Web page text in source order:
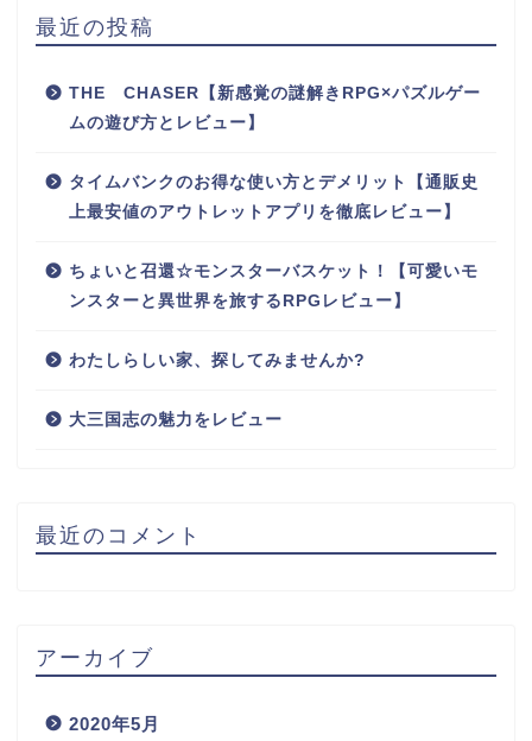
最近の投稿
THE CHASER【新感覚の謎解きRPG×パズルゲー
ムの遊び方とレビュー】
タイムバンクのお得な使い方とデメリット【通販史
上最安値のアウトレットアプリを徹底レビュー】
ちょいと召還☆モンスターバスケット！【可愛いモ
ンスターと異世界を旅するRPGレビュー】
わたしらしい家、探してみませんか?
大三国志の魅力をレビュー
最近のコメント
アーカイブ
2020年5月